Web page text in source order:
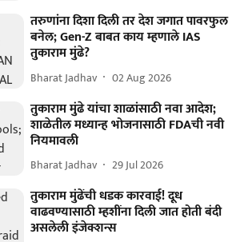
तरुणांना दिशा दिली तर देश जगात पावरफुल
बनेल; Gen-Z बाबत काय म्हणाले IAS
तुकाराम मुंढे?
Bharat Jadhav 02 Aug 2026
तुकाराम मुंढे यांचा शाळांसाठी नवा आदेश;
शाळेतील मध्यान्ह भोजनासाठी FDAची नवी
नियमावली
Bharat Jadhav 29 Jul 2026
तुकाराम मुंढेंची धडक कारवाई! दूध
वाढवण्यासाठी म्हशींना दिली जात होती बंदी
असलेली इंजेक्शन्स